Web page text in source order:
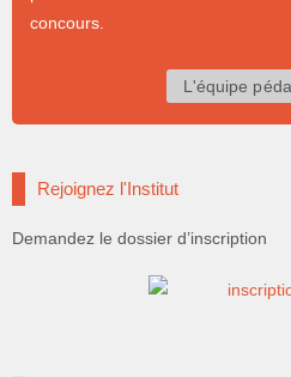
concours.
L'équipe
Rejoignez l'Institut
Demandez le dossier d’inscription